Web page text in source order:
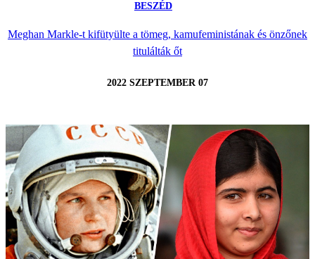
BESZÉD
Meghan Markle-t kifütyülte a tömeg, kamufeministának és önzőnek
titulálták őt
2022 SZEPTEMBER 07